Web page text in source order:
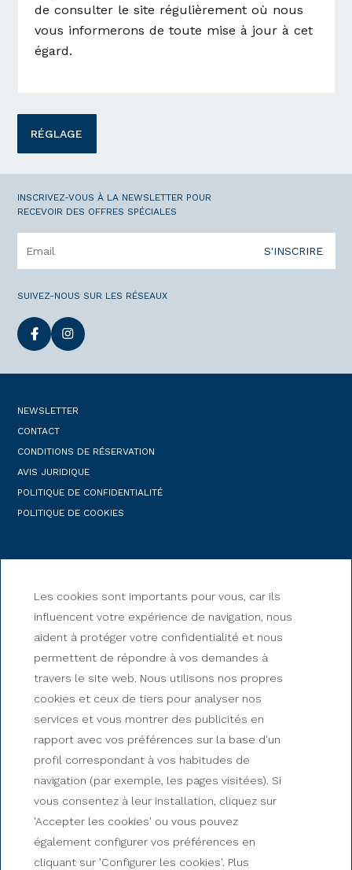
de consulter le site régulièrement où nous
vous informerons de toute mise à jour à cet
égard.
RÉGLAGE
INSCRIVEZ-VOUS À LA NEWSLETTER POUR
RECEVOIR DES OFFRES SPÉCIALES
S'INSCRIRE
SUIVEZ-NOUS SUR LES RÉSEAUX
NEWSLETTER
CONTACT
CONDITIONS DE RÉSERVATION
AVIS JURIDIQUE
POLITIQUE DE CONFIDENTIALITÉ
POLITIQUE DE COOKIES
HOTEL & SPA NIUNIT
Ctra.General del Serrat s/n - El Serrat, Andorra
+376 735 735
contact@hotelniunit.com
Les cookies sont importants pour vous, car ils
influencent votre expérience de navigation, nous
aident à protéger votre confidentialité et nous
permettent de répondre à vos demandes à
travers le site web. Nous utilisons nos propres
cookies et ceux de tiers pour analyser nos
services et vous montrer des publicités en
rapport avec vos préférences sur la base d'un
profil correspondant à vos habitudes de
navigation (par exemple, les pages visitées). Si
vous consentez à leur installation, cliquez sur
'Accepter les cookies' ou vous pouvez
également configurer vos préférences en
cliquant sur 'Configurer les cookies'. Plus